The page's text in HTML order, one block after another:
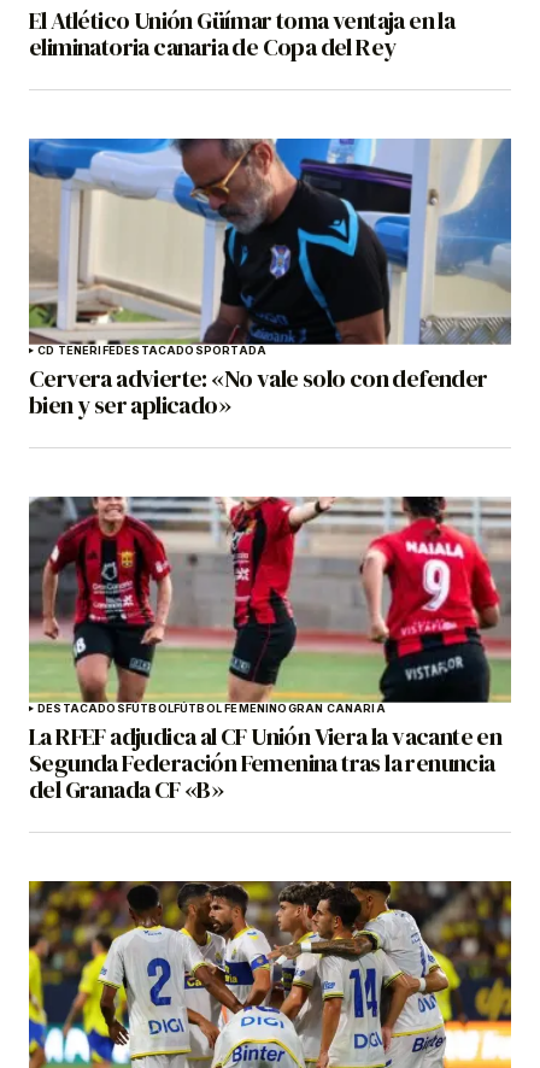
El Atlético Unión Güímar toma ventaja en la
eliminatoria canaria de Copa del Rey
CD TENERIFEDESTACADOSPORTADA
Cervera advierte: «No vale solo con defender
bien y ser aplicado»
DESTACADOSFÚTBOLFÚTBOL FEMENINOGRAN CANARIA
La RFEF adjudica al CF Unión Viera la vacante en
Segunda Federación Femenina tras la renuncia
del Granada CF «B»